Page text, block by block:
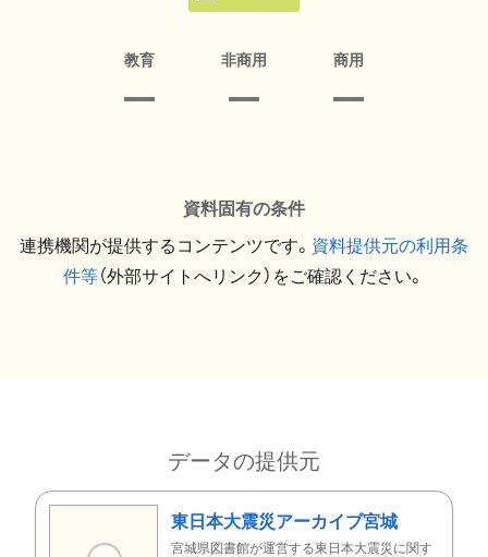
教育 非商用 商用
資料固有の条件
連携機関が提供するコンテンツです。 資料提供元の利用条
件等（外部サイトへリンク）をご確認ください。
データの提供元
東日本大震災アーカイブ宮城
宮城県図書館が運営する東日本大震災に関す